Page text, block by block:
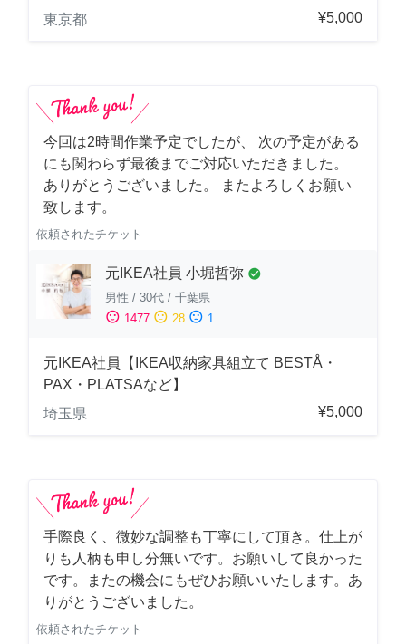
東京都
¥5,000
今回は2時間作業予定でしたが、 次の予定がある
にも関わらず最後までご対応いただきました。
ありがとうございました。 またよろしくお願い
致します。
依頼されたチケット
元IKEA社員 小堀哲弥 check_circle
男性 / 30代 / 千葉県
sentiment_satisfied 1477 sentiment_neutral 28 sentiment_dissatisfied 1
元IKEA社員【IKEA収納家具組立て BESTÅ・
PAX・PLATSAなど】
埼玉県
¥5,000
手際良く、微妙な調整も丁寧にして頂き。仕上が
りも人柄も申し分無いです。お願いして良かった
です。またの機会にもぜひお願いいたします。あ
りがとうございました。
依頼されたチケット